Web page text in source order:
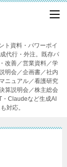
ト資料・パワーポイ
代行・外注。既存パ
改善／営業資料／学
明会／企画書／社内
ニュアル／看護研究
算説明会／株主総会
・Claudeなど生成AI
対応。